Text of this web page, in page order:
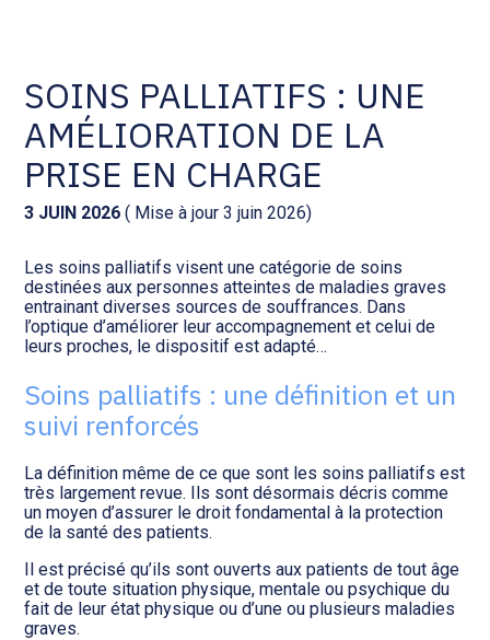
Social et ressources humaines
Assistance juridique
Audit légal
Procédures collectives
Transition numérique
Tenue de votre comptabilité :
ACD
Facturation et pilotage :
Facturation et pilotage : MEG
Analyse et tableau de bord :
Gérer vos ressources
humaines : SILAE
SOINS PALLIATIFS : UNE
AMÉLIORATION DE LA
PRISE EN CHARGE
3 JUIN 2026 ( Mise à jour 3 juin 2026)
Les soins palliatifs visent une catégorie de soins
destinées aux personnes atteintes de maladies graves
entrainant diverses sources de souffrances. Dans
l’optique d’améliorer leur accompagnement et celui de
leurs proches, le dispositif est adapté…
Soins palliatifs : une définition et un
suivi renforcés
La définition même de ce que sont les soins palliatifs est
très largement revue. Ils sont désormais décris comme
un moyen d’assurer le droit fondamental à la protection
de la santé des patients.
Il est précisé qu’ils sont ouverts aux patients de tout âge
et de toute situation physique, mentale ou psychique du
fait de leur état physique ou d’une ou plusieurs maladies
graves.